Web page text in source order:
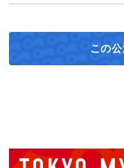
この